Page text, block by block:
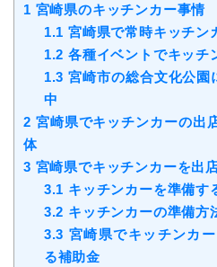
1 宮崎県のキッチンカー事情
1.1 宮崎県で常時キッチン
1.2 各種イベントでキッチ
1.3 宮崎市の総合文化公
中
2 宮崎県でキッチンカーの出
体
3 宮崎県でキッチンカーを出
3.1 キッチンカーを準備す
3.2 キッチンカーの準備方
3.3 宮崎県でキッチンカ
る補助金